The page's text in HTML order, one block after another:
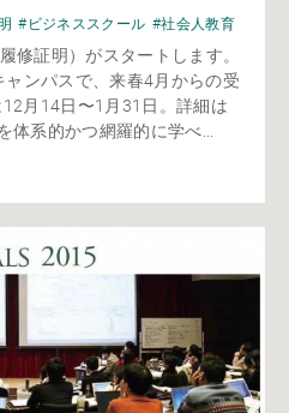
#ビジネススクール #社会人教育
修証明）がスタートします。
ンパスで、来春4月からの受
月14日〜1月31日。詳細は
体系的かつ網羅的に学べ...